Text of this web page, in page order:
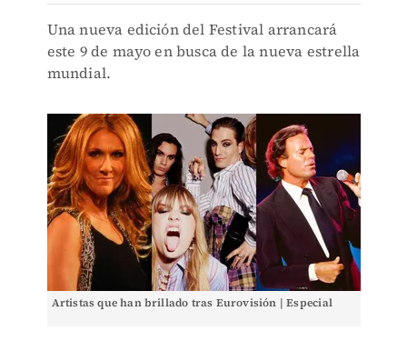
Una nueva edición del Festival arrancará
este 9 de mayo en busca de la nueva estrella
mundial.
Artistas que han brillado tras Eurovisión | Especial